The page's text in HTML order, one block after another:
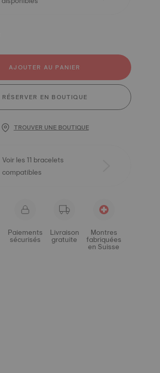
AJOUTER AU PANIER
RÉSERVER EN BOUTIQUE
TROUVER UNE BOUTIQUE
Voir les 11 bracelets
compatibles
Paiements
sécurisés
Livraison
gratuite
Montres
fabriquées
en Suisse